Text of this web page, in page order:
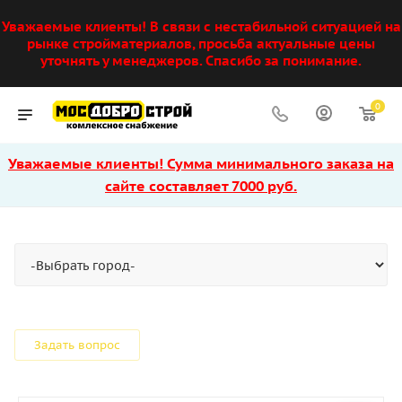
Уважаемые клиенты! В связи с нестабильной ситуацией на
рынке стройматериалов, просьба актуальные цены
уточнять у менеджеров. Спасибо за понимание.
0
Уважаемые клиенты! Сумма минимального заказа на
сайте составляет 7000 руб.
Задать вопрос